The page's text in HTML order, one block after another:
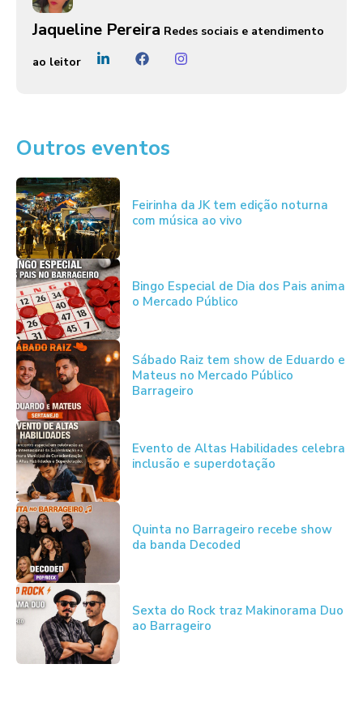
Jaqueline Pereira Redes sociais e atendimento
ao leitor
Outros eventos
Feirinha da JK tem edição noturna
com música ao vivo
Bingo Especial de Dia dos Pais anima
o Mercado Público
Sábado Raiz tem show de Eduardo e
Mateus no Mercado Público
Barrageiro
Evento de Altas Habilidades celebra
inclusão e superdotação
Quinta no Barrageiro recebe show
da banda Decoded
Sexta do Rock traz Makinorama Duo
ao Barrageiro